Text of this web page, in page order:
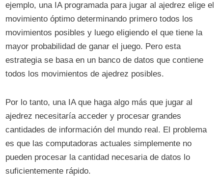
ejemplo, una IA programada para jugar al ajedrez elige el
movimiento óptimo determinando primero todos los
movimientos posibles y luego eligiendo el que tiene la
mayor probabilidad de ganar el juego. Pero esta
estrategia se basa en un banco de datos que contiene
todos los movimientos de ajedrez posibles.
Por lo tanto, una IA que haga algo más que jugar al
ajedrez necesitaría acceder y procesar grandes
cantidades de información del mundo real. El problema
es que las computadoras actuales simplemente no
pueden procesar la cantidad necesaria de datos lo
suficientemente rápido.